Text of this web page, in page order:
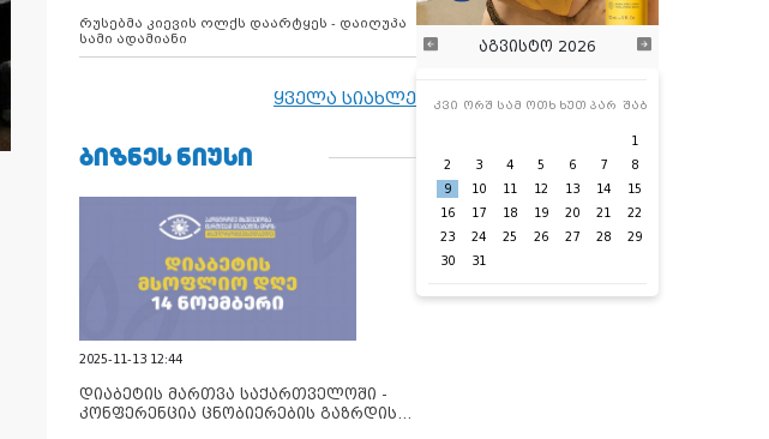
რუსებმა კიევის ოლქს დაარტყეს - დაიღუპა
სამი ადამიანი
ყველა სიახლე
ᲑᲘᲖᲜᲔᲡ ᲜᲘᲣᲡᲘ
2025-11-13 12:44
დიაბეტის მართვა საქართველოში -
კონფერენცია ცნობიერების გაზრდისა
აგვისტო 2026
კვი ორშ სამ ოთხ ხუთ პარ შაბ
1
2
3 4 5 6 7
8
9
10 11 12 13 14
15
16
17 18 19 20 21
22
23
24 25 26 27 28
29
30
31